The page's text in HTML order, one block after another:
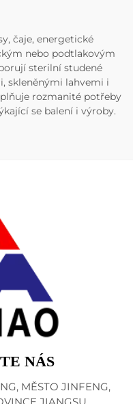
čaje, energetické
nebo podtlakovým
sterilní studené
skleněnými lahvemi i
rozmanité potřeby
se balení i výroby.
NÁS
MĚSTO JINFENG,